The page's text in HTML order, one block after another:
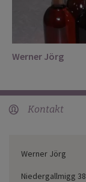
Werner Jörg
user Kontakt
Werner Jörg
Niedergallmigg 38